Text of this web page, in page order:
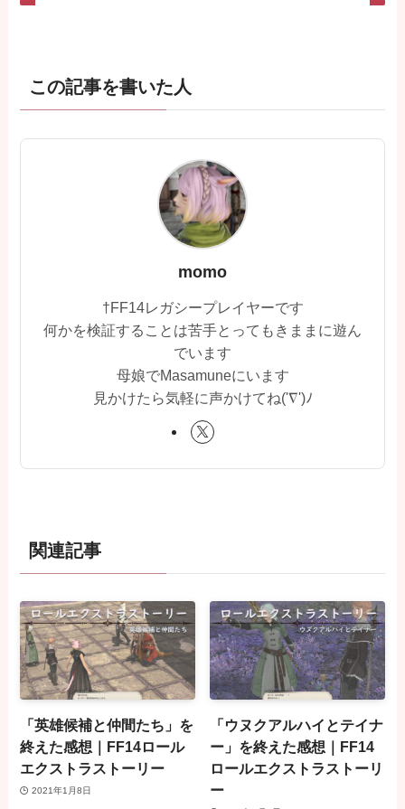
この記事を書いた人
momo
†FF14レガシープレイヤーです
何かを検証することは苦手とってもきままに遊ん
でいます
母娘でMasamuneにいます
見かけたら気軽に声かけてね('∇')ﾉ
関連記事
「英雄候補と仲間たち」を
終えた感想｜FF14ロール
エクストラストーリー
2021年1月8日
「ウヌクアルハイとテイナ
ー」を終えた感想｜FF14
ロールエクストラストーリ
ー